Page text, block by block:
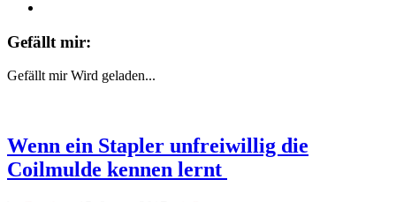
Gefällt mir:
Gefällt mir Wird geladen...
Wenn ein Stapler unfreiwillig die
Coilmulde kennen lernt